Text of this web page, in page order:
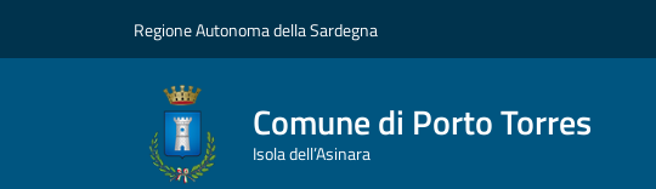
Regione Autonoma della Sardegna
Comune di Porto Torres
Isola dell’Asinara